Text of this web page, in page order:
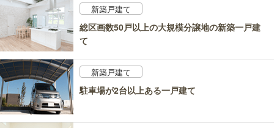
新築戸建て
総区画数50戸以上の大規模分譲地の新築一戸建
て
新築戸建て
駐車場が2台以上ある一戸建て